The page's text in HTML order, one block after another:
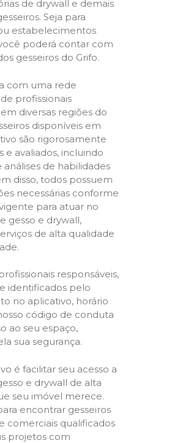
de drywall e demais
Seja para
estabelecimentos
poderá contar com
gesseiros do Grifo.
com uma rede
profissionais
diversas regiões do
disponíveis em
são rigorosamente
e avaliados, incluindo
análises de habilidades
disso, todos possuem
necessárias conforme
para atuar no
gesso e drywall,
de alta qualidade
responsáveis,
identificados pelo
no aplicativo, horário
código de conduta
ao seu espaço,
sua segurança.
é facilitar seu acesso a
e drywall de alta
seu imóvel merece.
encontrar gesseiros
comerciais qualificados
projetos com